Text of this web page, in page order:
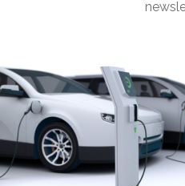
LA HONDA N-ONE
Rédigé par Emmanuel Maumon
0 commentaires